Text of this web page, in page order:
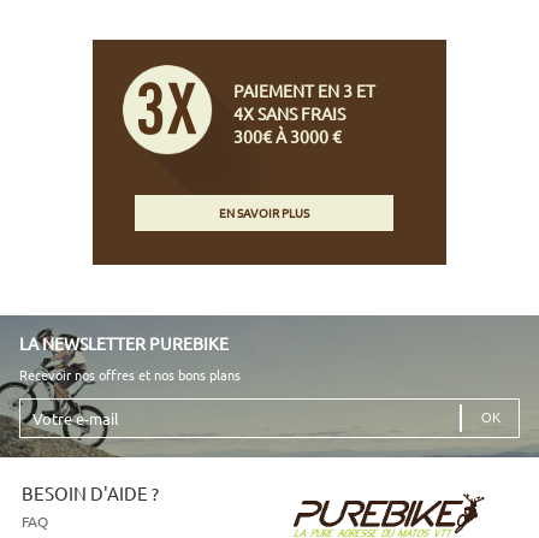
PAIEMENT EN 3 ET
4X SANS FRAIS
300€ À 3000 €
EN SAVOIR PLUS
LA NEWSLETTER PUREBIKE
Recevoir nos offres et nos bons plans
Votre
e-
mail
BESOIN D'AIDE ?
FAQ